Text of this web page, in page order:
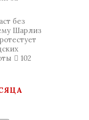
без
Шарлиз
102